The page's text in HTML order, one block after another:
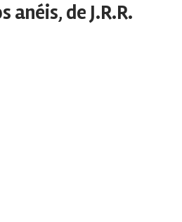
anéis, de J.R.R.